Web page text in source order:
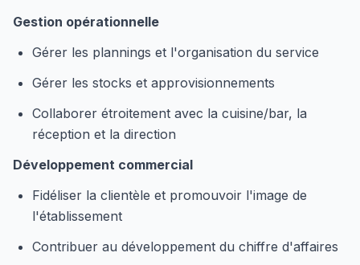
Gestion opérationnelle
Gérer les plannings et l'organisation du service
Gérer les stocks et approvisionnements
Collaborer étroitement avec la cuisine/bar, la
réception et la direction
Développement commercial
Fidéliser la clientèle et promouvoir l'image de
l'établissement
Contribuer au développement du chiffre d'affaires